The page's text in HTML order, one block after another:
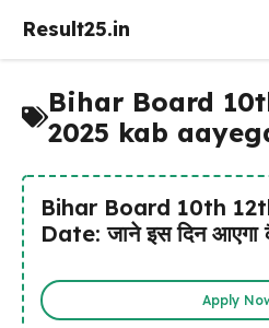
Result25.in
Bihar Board
2025 kab
Bihar Board 10th
Date: जाने इस दिन
Apply